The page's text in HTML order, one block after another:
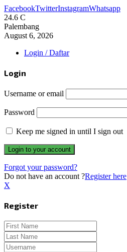
FacebookTwitterInstagramWhatsapp
24.6 C
Palembang
August 6, 2026
Login / Daftar
Login
Username or email
Password
Keep me signed in until I sign out
Forgot your password?
Do not have an account ?Register here
X
Register